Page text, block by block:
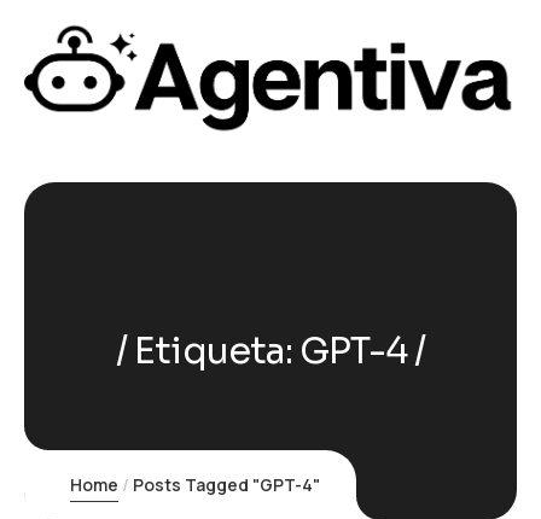
Etiqueta: GPT-4
Home Posts Tagged "GPT-4"